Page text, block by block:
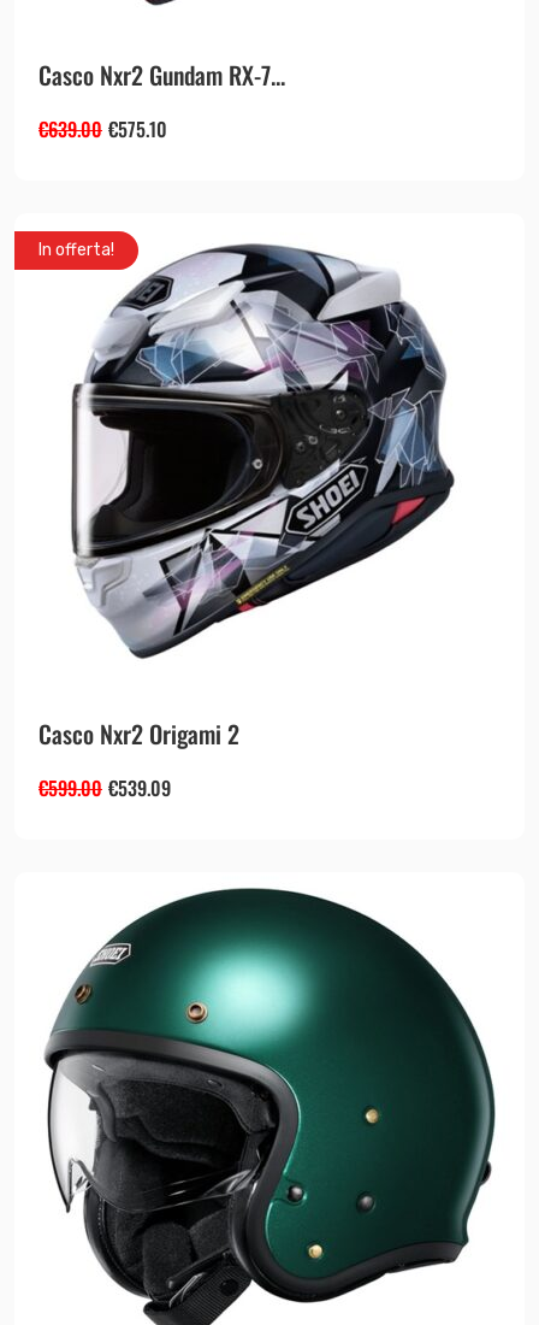
Casco Nxr2 Gundam RX-7...
€639.00 €575.10
In offerta!
Casco Nxr2 Origami 2
€599.00 €539.09